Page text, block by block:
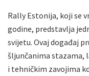
Rally Estonija, koji se
godine, predstavlja
svijetu. Ovaj događaj
šljunčanima stazama,
i tehničkim zavojima